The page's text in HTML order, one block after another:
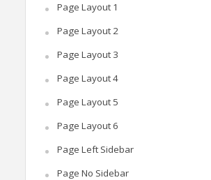
Page Layout 1
Page Layout 2
Page Layout 3
Page Layout 4
Page Layout 5
Page Layout 6
Page Left Sidebar
Page No Sidebar